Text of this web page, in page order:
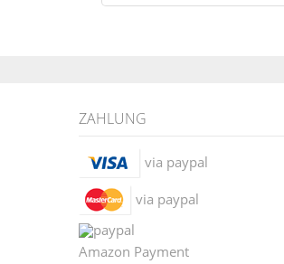
ZAHLUNG
via paypal
via paypal
Amazon Payment